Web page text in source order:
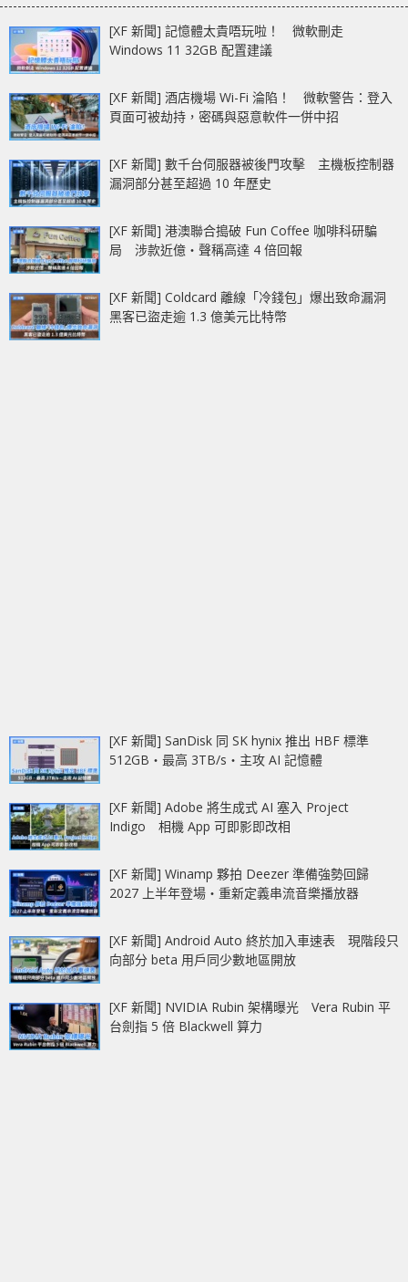
[XF 新聞] 記憶體太貴唔玩啦！ 微軟刪走
Windows 11 32GB 配置建議
[XF 新聞] 酒店機場 Wi-Fi 淪陷！ 微軟警告：登入
頁面可被劫持，密碼與惡意軟件一併中招
[XF 新聞] 數千台伺服器被後門攻擊 主機板控制器
漏洞部分甚至超過 10 年歷史
[XF 新聞] 港澳聯合搗破 Fun Coffee 咖啡科研騙
局 涉款近億‧聲稱高達 4 倍回報
[XF 新聞] Coldcard 離線「冷錢包」爆出致命漏洞
黑客已盜走逾 1.3 億美元比特幣
[XF 新聞] SanDisk 同 SK hynix 推出 HBF 標準
512GB‧最高 3TB/s‧主攻 AI 記憶體
[XF 新聞] Adobe 將生成式 AI 塞入 Project
Indigo 相機 App 可即影即改相
[XF 新聞] Winamp 夥拍 Deezer 準備強勢回歸
2027 上半年登場‧重新定義串流音樂播放器
[XF 新聞] Android Auto 終於加入車速表 現階段只
向部分 beta 用戶同少數地區開放
[XF 新聞] NVIDIA Rubin 架構曝光 Vera Rubin 平
台劍指 5 倍 Blackwell 算力